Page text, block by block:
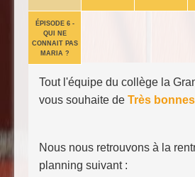
ÉPISODE 6 -
QUI NE
CONNAIT PAS
MARIA ?
Tout l'équipe du collège la
vous souhaite de Très
Nous nous retrouvons à la
planning suivant :